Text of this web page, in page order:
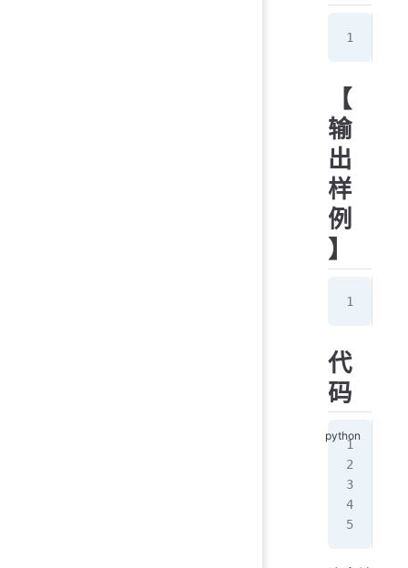
【
输
出
样
例
】
代
码